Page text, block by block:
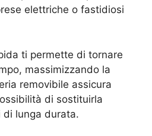
elettriche o fastidiosi
ti permette di tornare
massimizzando la
removibile assicura
di sostituirla
di lunga durata.